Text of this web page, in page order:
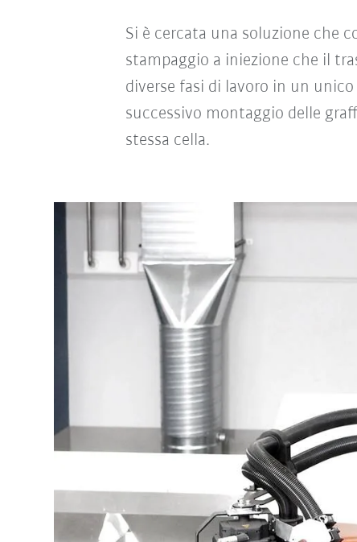
Si è cercata una soluzione che
stampaggio a iniezione che il
diverse fasi di lavoro in un
successivo montaggio delle
stessa cella.